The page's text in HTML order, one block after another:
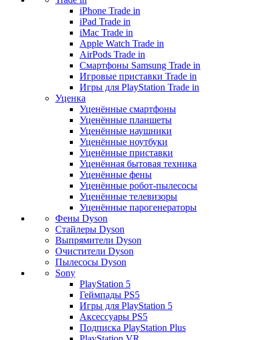
iPhone Trade in
iPad Trade in
iMac Trade in
Apple Watch Trade in
AirPods Trade in
Смартфоны Samsung Trade in
Игровые приставки Trade in
Игры для PlayStation Trade in
Уценка
Уценённые смартфоны
Уценённые планшеты
Уценённые наушники
Уценённые ноутбуки
Уценённые приставки
Уценённая бытовая техника
Уценённые фены
Уценённые робот-пылесосы
Уценённые телевизоры
Уценённые парогенераторы
Фены Dyson
Стайлеры Dyson
Выпрямители Dyson
Очистители Dyson
Пылесосы Dyson
Sony
PlayStation 5
Геймпады PS5
Игры для PlayStation 5
Аксессуары PS5
Подписка PlayStation Plus